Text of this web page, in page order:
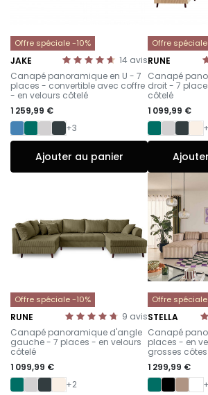
Offre spéciale -10%
14 avis
JAKE
-
Canapé panoramique en U - 7
places - convertible avec coffre
- en velours côtelé
1 259,99 €
+3
Ajouter au panier
Offre spéciale
RUNE
-
Canapé
droit - 7
côtelé
1 099,99 €
Offre spéciale -10%
9 avis
RUNE
-
Canapé panoramique d'angle
gauche - 7 places - en velours
côtelé
1 099,99 €
+2
Offre spéciale
STELLA
-
Canapé
places - en
grosses côtes
1 299,99 €